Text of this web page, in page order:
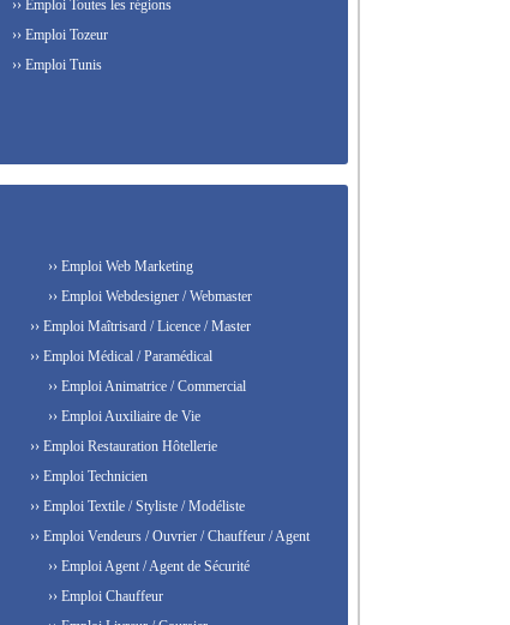
›› Emploi Toutes les régions
›› Emploi Tozeur
›› Emploi Tunis
›› Emploi Web Marketing
›› Emploi Webdesigner / Webmaster
›› Emploi Maîtrisard / Licence / Master
›› Emploi Médical / Paramédical
›› Emploi Animatrice / Commercial
›› Emploi Auxiliaire de Vie
›› Emploi Restauration Hôtellerie
›› Emploi Technicien
›› Emploi Textile / Styliste / Modéliste
›› Emploi Vendeurs / Ouvrier / Chauffeur / Agent
›› Emploi Agent / Agent de Sécurité
›› Emploi Chauffeur